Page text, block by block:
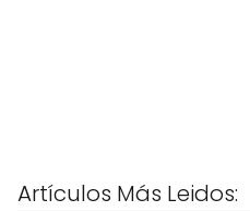
Artículos Más Leidos: